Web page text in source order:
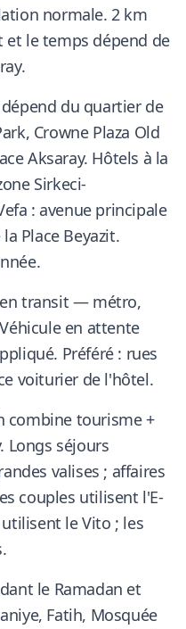
normale. 2 km
le temps dépend de
du quartier de
Crowne Plaza Old
Aksaray. Hôtels à la
Sirkeci-
: avenue principale
Place Beyazit.
en transit — métro,
en attente
Préféré : rues
voiturier de l'hôtel.
combine tourisme +
Longs séjours
valises ; affaires
couples utilisent l'E-
le Vito ; les
le Ramadan et
Fatih, Mosquée